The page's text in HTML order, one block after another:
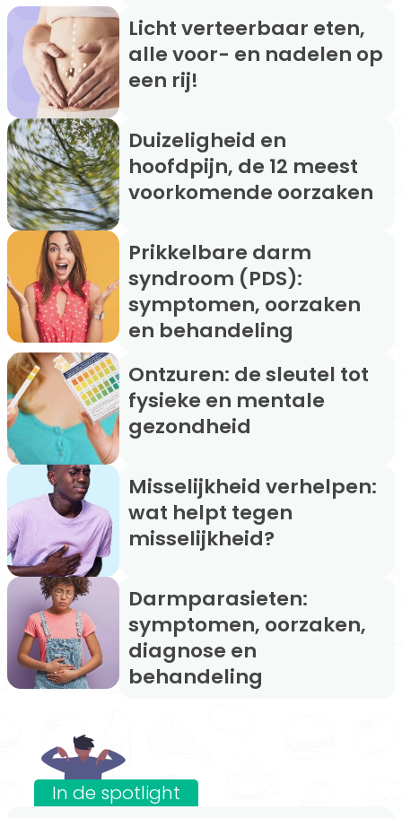
Licht verteerbaar eten,
alle voor- en nadelen op
een rij!
Duizeligheid en
hoofdpijn, de 12 meest
voorkomende oorzaken
Prikkelbare darm
syndroom (PDS):
symptomen, oorzaken
en behandeling
Ontzuren: de sleutel tot
fysieke en mentale
gezondheid
Misselijkheid verhelpen:
wat helpt tegen
misselijkheid?
Darmparasieten:
symptomen, oorzaken,
diagnose en
behandeling
In de spotlight